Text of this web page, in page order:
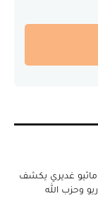
غديري يكشف
وحزب الله